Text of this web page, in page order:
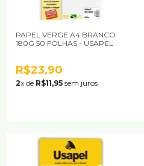
PAPEL VERGE A4 BRANCO
180G 50 FOLHAS - USAPEL
R$23,90
2x de R$11,95 sem juros